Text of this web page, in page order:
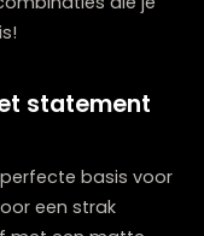
steeds vaker
de rest van je
combinaties die